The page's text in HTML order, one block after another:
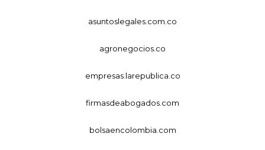
asuntoslegales.com.co
agronegocios.co
empresas.larepublica.co
firmasdeabogados.com
bolsaencolombia.com